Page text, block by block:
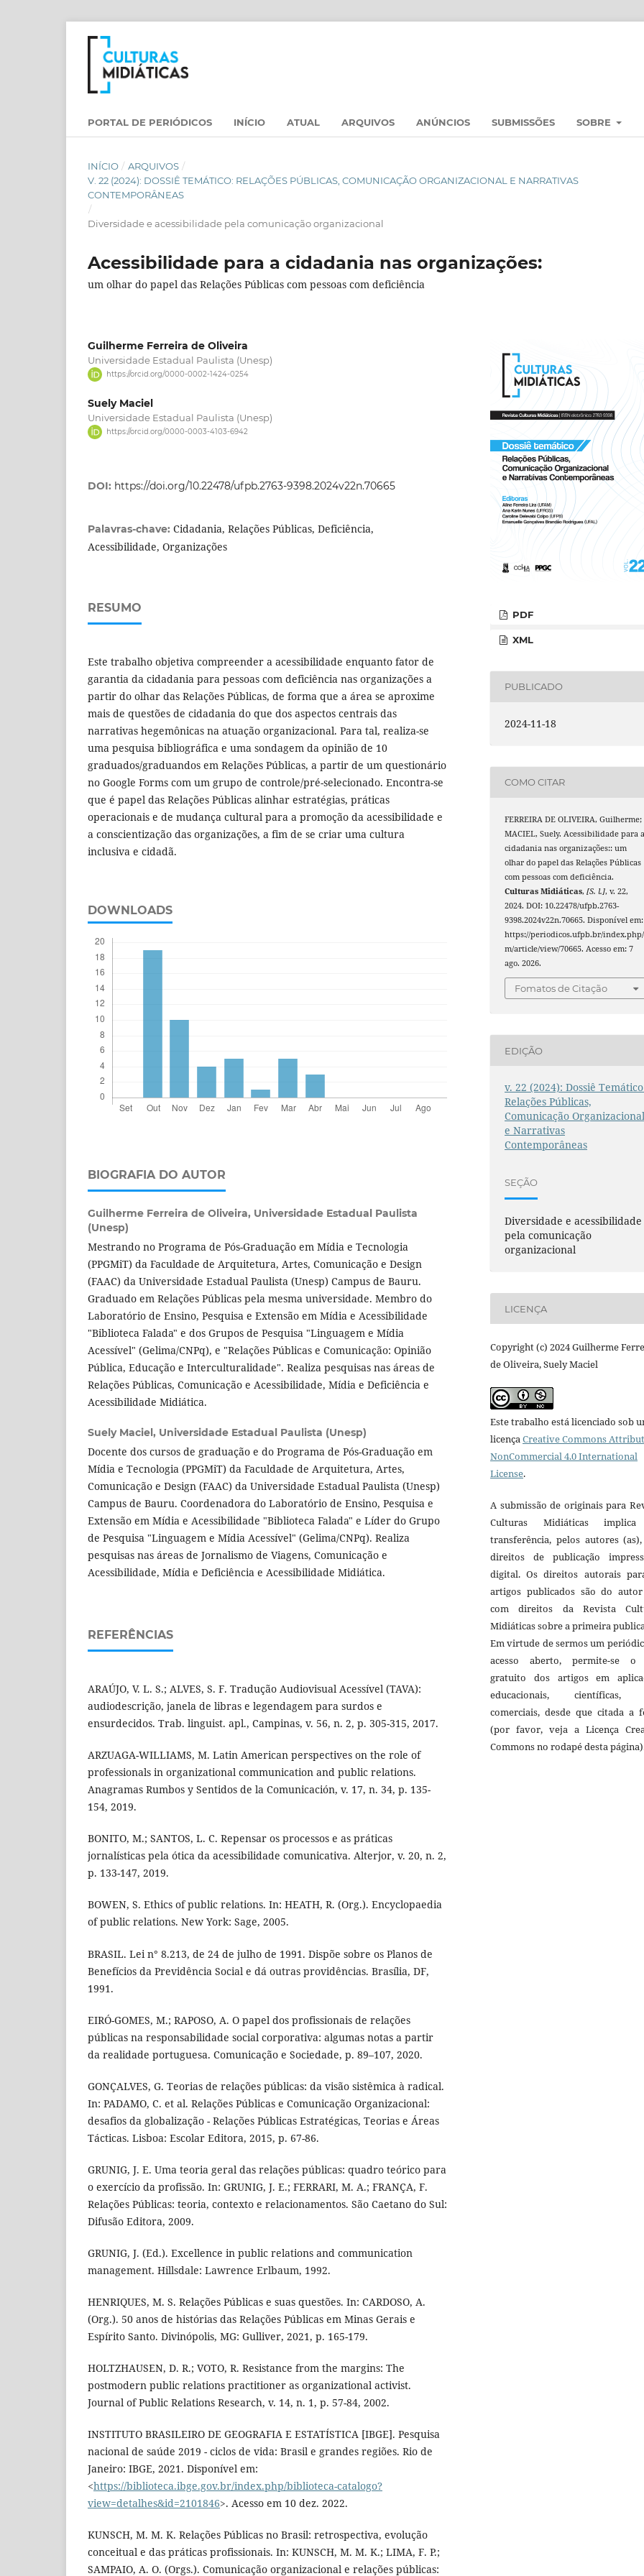
PORTAL DE PERIÓDICOS INÍCIO ATUAL ARQUIVOS ANÚNCIOS SUBMISSÕES SOBRE
INÍCIO / ARQUIVOS /
V. 22 (2024): DOSSIÊ TEMÁTICO: RELAÇÕES PÚBLICAS, COMUNICAÇÃO ORGANIZACIONAL E NARRATIVAS
CONTEMPORÂNEAS
/
Diversidade e acessibilidade pela comunicação organizacional
Acessibilidade para a cidadania nas organizações:
um olhar do papel das Relações Públicas com pessoas com deficiência
Guilherme Ferreira de Oliveira
Universidade Estadual Paulista (Unesp)
https://orcid.org/0000-0002-1424-0254
Suely Maciel
Universidade Estadual Paulista (Unesp)
https://orcid.org/0000-0003-4103-6942
DOI: https://doi.org/10.22478/ufpb.2763-9398.2024v22n.70665
Palavras-chave: Cidadania, Relações Públicas, Deficiência,
Acessibilidade, Organizações
RESUMO
Este trabalho objetiva compreender a acessibilidade enquanto fator de
garantia da cidadania para pessoas com deficiência nas organizações a
partir do olhar das Relações Públicas, de forma que a área se aproxime
mais de questões de cidadania do que dos aspectos centrais das
narrativas hegemônicas na atuação organizacional. Para tal, realiza-se
uma pesquisa bibliográfica e uma sondagem da opinião de 10
graduados/graduandos em Relações Públicas, a partir de um questionário
no Google Forms com um grupo de controle/pré-selecionado. Encontra-se
que é papel das Relações Públicas alinhar estratégias, práticas
operacionais e de mudança cultural para a promoção da acessibilidade e
a conscientização das organizações, a fim de se criar uma cultura
inclusiva e cidadã.
DOWNLOADS
BIOGRAFIA DO AUTOR
Guilherme Ferreira de Oliveira, Universidade Estadual Paulista
(Unesp)
Mestrando no Programa de Pós-Graduação em Mídia e Tecnologia
(PPGMiT) da Faculdade de Arquitetura, Artes, Comunicação e Design
(FAAC) da Universidade Estadual Paulista (Unesp) Campus de Bauru.
Graduado em Relações Públicas pela mesma universidade. Membro do
Laboratório de Ensino, Pesquisa e Extensão em Mídia e Acessibilidade
"Biblioteca Falada" e dos Grupos de Pesquisa "Linguagem e Mídia
Acessível" (Gelima/CNPq), e "Relações Públicas e Comunicação: Opinião
Pública, Educação e Interculturalidade". Realiza pesquisas nas áreas de
Relações Públicas, Comunicação e Acessibilidade, Mídia e Deficiência e
Acessibilidade Midiática.
Suely Maciel, Universidade Estadual Paulista (Unesp)
Docente dos cursos de graduação e do Programa de Pós-Graduação em
Mídia e Tecnologia (PPGMiT) da Faculdade de Arquitetura, Artes,
Comunicação e Design (FAAC) da Universidade Estadual Paulista (Unesp)
Campus de Bauru. Coordenadora do Laboratório de Ensino, Pesquisa e
Extensão em Mídia e Acessibilidade "Biblioteca Falada" e Líder do Grupo
de Pesquisa "Linguagem e Mídia Acessível" (Gelima/CNPq). Realiza
pesquisas nas áreas de Jornalismo de Viagens, Comunicação e
Acessibilidade, Mídia e Deficiência e Acessibilidade Midiática.
REFERÊNCIAS
ARAÚJO, V. L. S.; ALVES, S. F. Tradução Audiovisual Acessível (TAVA):
audiodescrição, janela de libras e legendagem para surdos e
ensurdecidos. Trab. linguist. apl., Campinas, v. 56, n. 2, p. 305-315, 2017.
ARZUAGA-WILLIAMS, M. Latin American perspectives on the role of
professionals in organizational communication and public relations.
Anagramas Rumbos y Sentidos de la Comunicación, v. 17, n. 34, p. 135-
154, 2019.
BONITO, M.; SANTOS, L. C. Repensar os processos e as práticas
jornalísticas pela ótica da acessibilidade comunicativa. Alterjor, v. 20, n. 2,
p. 133-147, 2019.
BOWEN, S. Ethics of public relations. In: HEATH, R. (Org.). Encyclopaedia
of public relations. New York: Sage, 2005.
BRASIL. Lei n° 8.213, de 24 de julho de 1991. Dispõe sobre os Planos de
Benefícios da Previdência Social e dá outras providências. Brasília, DF,
1991.
EIRÓ-GOMES, M.; RAPOSO, A. O papel dos profissionais de relações
públicas na responsabilidade social corporativa: algumas notas a partir
da realidade portuguesa. Comunicação e Sociedade, p. 89–107, 2020.
GONÇALVES, G. Teorias de relações públicas: da visão sistêmica à radical.
In: PADAMO, C. et al. Relações Públicas e Comunicação Organizacional:
desafios da globalização - Relações Públicas Estratégicas, Teorias e Áreas
Tácticas. Lisboa: Escolar Editora, 2015, p. 67-86.
GRUNIG, J. E. Uma teoria geral das relações públicas: quadro teórico para
o exercício da profissão. In: GRUNIG, J. E.; FERRARI, M. A.; FRANÇA, F.
Relações Públicas: teoria, contexto e relacionamentos. São Caetano do Sul:
Difusão Editora, 2009.
GRUNIG, J. (Ed.). Excellence in public relations and communication
management. Hillsdale: Lawrence Erlbaum, 1992.
HENRIQUES, M. S. Relações Públicas e suas questões. In: CARDOSO, A.
(Org.). 50 anos de histórias das Relações Públicas em Minas Gerais e
Espírito Santo. Divinópolis, MG: Gulliver, 2021, p. 165-179.
HOLTZHAUSEN, D. R.; VOTO, R. Resistance from the margins: The
postmodern public relations practitioner as organizational activist.
Journal of Public Relations Research, v. 14, n. 1, p. 57-84, 2002.
INSTITUTO BRASILEIRO DE GEOGRAFIA E ESTATÍSTICA [IBGE]. Pesquisa
nacional de saúde 2019 - ciclos de vida: Brasil e grandes regiões. Rio de
Janeiro: IBGE, 2021. Disponível em:
<https://biblioteca.ibge.gov.br/index.php/biblioteca-catalogo?
view=detalhes&id=2101846>. Acesso em 10 dez. 2022.
KUNSCH, M. M. K. Relações Públicas no Brasil: retrospectiva, evolução
conceitual e das práticas profissionais. In: KUNSCH, M. M. K.; LIMA, F. P.;
SAMPAIO, A. O. (Orgs.). Comunicação organizacional e relações públicas:
PDF
XML
PUBLICADO
2024-11-18
COMO CITAR
FERREIRA DE OLIVEIRA, Guilherme;
MACIEL, Suely. Acessibilidade para
cidadania nas organizações:: um
olhar do papel das Relações Públicas
com pessoas com deficiência.
Culturas Midiáticas,[S. l.], v. 22,
2024. DOI: 10.22478/ufpb.2763-
9398.2024v22n.70665. Disponível em:
https://periodicos.ufpb.br/
m/article/view/70665. Acesso em: 7
ago. 2026.
Fomatos de Citação
EDIÇÃO
v. 22 (2024): Dossiê
Relações Públicas,
Comunicação
e Narrativas
Contemporâneas
SEÇÃO
Diversidade e acessibilidade
pela comunicação
organizacional
LICENÇA
Copyright (c) 2024 Guilherme
de Oliveira, Suely Maciel
Este trabalho está licenciado sob
licençaCreative Commons
NonCommercial 4.0 International
License.
A submissão de originais para
Culturas Midiáticas
transferência, pelos autores
direitos de publicação
digital. Os direitos autorais
artigos publicados são do
com direitos da Revista
Midiáticas sobre a primeira
Em virtude de sermos um
acesso aberto, permite-se o
gratuito dos artigos em
educacionais, científicas,
comerciais, desde que citada a
(por favor, veja a Licença
Commons no rodapé desta